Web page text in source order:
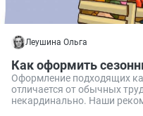
Леушина Ольга
Как оформить
Оформление подходящих
отличается от обычных
некардинально. Наши